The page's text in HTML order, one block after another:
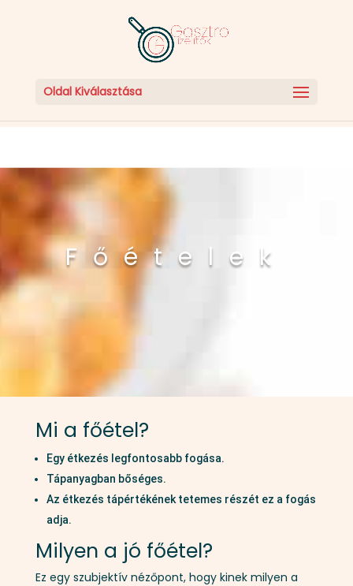
Oldal Kiválasztása
Főételek
Mi a főétel?
Egy étkezés legfontosabb fogása.
Tápanyagban bőséges.
Az étkezés tápértékének tetemes részét ez a fogás
adja.
Milyen a jó főétel?
Ez egy szubjektív nézőpont, hogy kinek milyen a